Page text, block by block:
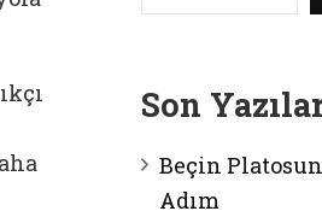
Son
Beçin
Adım